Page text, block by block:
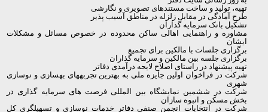
تهیه،تولید و ساخت مستندهای تصویری و نگارشی
طرح آمادگی در مقابل زلزله در مناطق آسیب پذیر
تشکیل بانک سرمایه گذاران
مشاوره و راهنمایی اهالی ساکن محدوده در خصوص مسائل و مشکلات
ایشان
برگزاری جلسات با مالکین برای تجمیع
برگزاری جلسه بین مالکین و سرمایه گذاران
تهیه پیشنهاد در راستای اصلاح لایحه درآمدی دفاتر
شرکت در فراخوان اولین جایزه ملی به بهترین تجربه­های بهسازی و نوسازی
شهری
شرکت در ششمین نمایشگاه بین المللی فرصت های سرمایه گذاری در
بخش مسکن و انبوه سازان
شرکت در انتخابات انجمن صنفی دفاتر خدمات نوسازی و تسهیلگری کل